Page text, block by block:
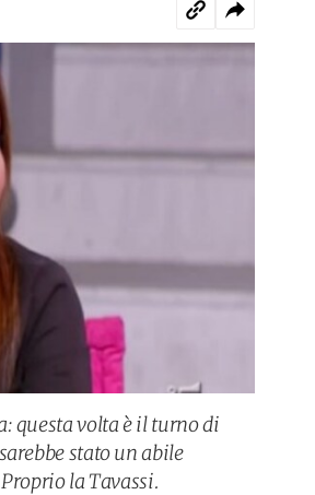
questa volta è il turno di
stato un abile
la Tavassi.